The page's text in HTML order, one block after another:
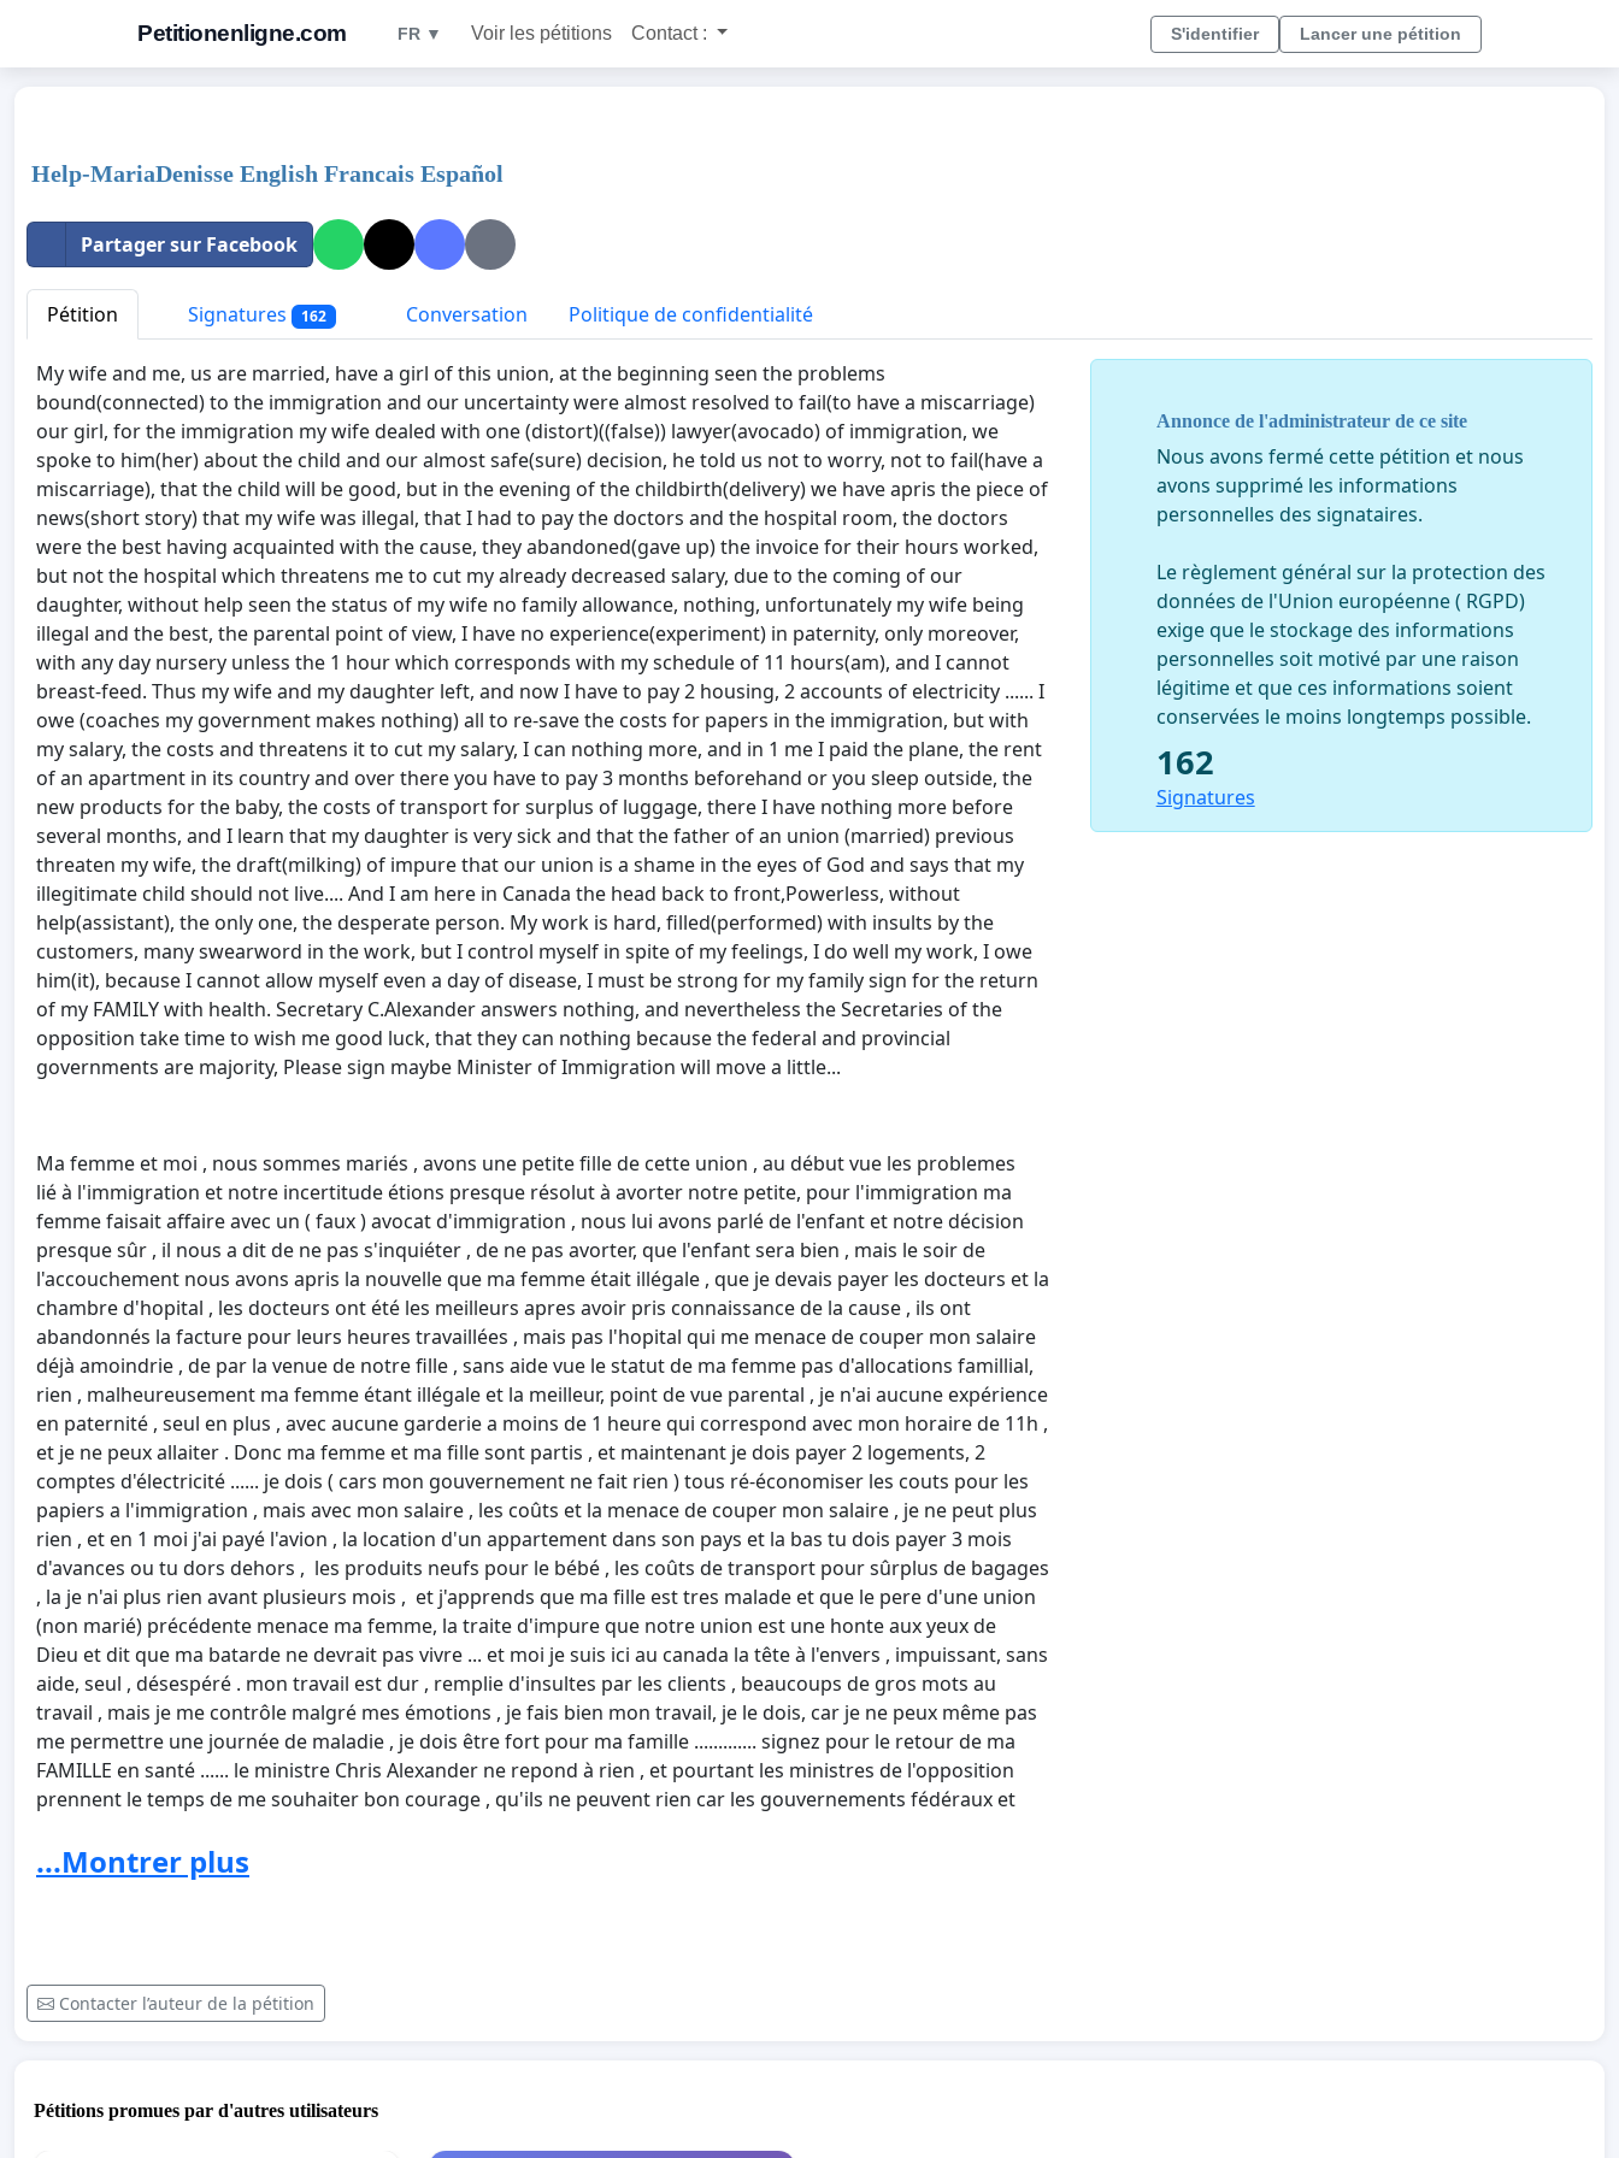
Petitionenligne.com FR ▼ Voir les pétitions Contact : S'identifier Lancer une pétition
Help-MariaDenisse English Francais Español
Partager sur Facebook
Pétition Signatures 162 Conversation Politique de confidentialité
My wife and me, us are married, have a girl of this union, at the beginning seen the problems
bound(connected) to the immigration and our uncertainty were almost resolved to fail(to have a miscarriage)
our girl, for the immigration my wife dealed with one (distort)((false)) lawyer(avocado) of immigration, we
spoke to him(her) about the child and our almost safe(sure) decision, he told us not to worry, not to fail(have a
miscarriage), that the child will be good, but in the evening of the childbirth(delivery) we have apris the piece of
news(short story) that my wife was illegal, that I had to pay the doctors and the hospital room, the doctors
were the best having acquainted with the cause, they abandoned(gave up) the invoice for their hours worked,
but not the hospital which threatens me to cut my already decreased salary, due to the coming of our
daughter, without help seen the status of my wife no family allowance, nothing, unfortunately my wife being
illegal and the best, the parental point of view, I have no experience(experiment) in paternity, only moreover,
with any day nursery unless the 1 hour which corresponds with my schedule of 11 hours(am), and I cannot
breast-feed. Thus my wife and my daughter left, and now I have to pay 2 housing, 2 accounts of electricity ...... I
owe (coaches my government makes nothing) all to re-save the costs for papers in the immigration, but with
my salary, the costs and threatens it to cut my salary, I can nothing more, and in 1 me I paid the plane, the rent
of an apartment in its country and over there you have to pay 3 months beforehand or you sleep outside, the
new products for the baby, the costs of transport for surplus of luggage, there I have nothing more before
several months, and I learn that my daughter is very sick and that the father of an union (married) previous
threaten my wife, the draft(milking) of impure that our union is a shame in the eyes of God and says that my
illegitimate child should not live.... And I am here in Canada the head back to front,Powerless, without
help(assistant), the only one, the desperate person. My work is hard, filled(performed) with insults by the
customers, many swearword in the work, but I control myself in spite of my feelings, I do well my work, I owe
him(it), because I cannot allow myself even a day of disease, I must be strong for my family sign for the return
of my FAMILY with health. Secretary C.Alexander answers nothing, and nevertheless the Secretaries of the
opposition take time to wish me good luck, that they can nothing because the federal and provincial
governments are majority, Please sign maybe Minister of Immigration will move a little...
Ma femme et moi , nous sommes mariés , avons une petite fille de cette union , au début vue les problemes
lié à l'immigration et notre incertitude étions presque résolut à avorter notre petite, pour l'immigration ma
femme faisait affaire avec un ( faux ) avocat d'immigration , nous lui avons parlé de l'enfant et notre décision
presque sûr , il nous a dit de ne pas s'inquiéter , de ne pas avorter, que l'enfant sera bien , mais le soir de
l'accouchement nous avons apris la nouvelle que ma femme était illégale , que je devais payer les docteurs et la
chambre d'hopital , les docteurs ont été les meilleurs apres avoir pris connaissance de la cause , ils ont
abandonnés la facture pour leurs heures travaillées , mais pas l'hopital qui me menace de couper mon salaire
déjà amoindrie , de par la venue de notre fille , sans aide vue le statut de ma femme pas d'allocations famillial,
rien , malheureusement ma femme étant illégale et la meilleur, point de vue parental , je n'ai aucune expérience
en paternité , seul en plus , avec aucune garderie a moins de 1 heure qui correspond avec mon horaire de 11h ,
et je ne peux allaiter . Donc ma femme et ma fille sont partis , et maintenant je dois payer 2 logements, 2
comptes d'électricité ...... je dois ( cars mon gouvernement ne fait rien ) tous ré-économiser les couts pour les
papiers a l'immigration , mais avec mon salaire , les coûts et la menace de couper mon salaire , je ne peut plus
rien , et en 1 moi j'ai payé l'avion , la location d'un appartement dans son pays et la bas tu dois payer 3 mois
d'avances ou tu dors dehors , les produits neufs pour le bébé , les coûts de transport pour sûrplus de bagages
, la je n'ai plus rien avant plusieurs mois , et j'apprends que ma fille est tres malade et que le pere d'une union
(non marié) précédente menace ma femme, la traite d'impure que notre union est une honte aux yeux de
Dieu et dit que ma batarde ne devrait pas vivre ... et moi je suis ici au canada la tête à l'envers , impuissant, sans
aide, seul , désespéré . mon travail est dur , remplie d'insultes par les clients , beaucoups de gros mots au
travail , mais je me contrôle malgré mes émotions , je fais bien mon travail, je le dois, car je ne peux même pas
me permettre une journée de maladie , je dois être fort pour ma famille ............. signez pour le retour de ma
FAMILLE en santé ...... le ministre Chris Alexander ne repond à rien , et pourtant les ministres de l'opposition
prennent le temps de me souhaiter bon courage , qu'ils ne peuvent rien car les gouvernements fédéraux et
........................
atados(vinculados) a la inmigración y nuestra incertidumbre fueron casi resueltos abortar a nuestra
pequeña(niña), para la inmigración mi mujer hacía negocio con uno (tuerce(falsea,falso)) a abogado de
los doctores y la habitación(cámara) de hospital, los doctores fueron los mejores después de haberse
informado de la causa, abandonaron la factura para sus horas trabajadas, pero no el hospital que me
...Montrer plus
Contacter l’auteur de la pétition
Annonce de l'administrateur de ce site
Nous avons fermé cette pétition et nous
avons supprimé les informations
personnelles des signataires.
Le règlement général sur la protection des
données de l'Union européenne ( RGPD)
exige que le stockage des informations
personnelles soit motivé par une raison
légitime et que ces informations soient
conservées le moins longtemps possible.
162
Signatures
Pétitions promues par d'autres utilisateurs